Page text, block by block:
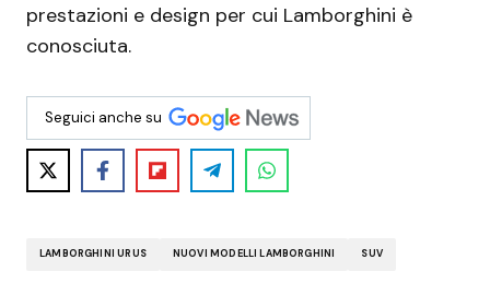
prestazioni e design per cui Lamborghini è
conosciuta.
Seguici anche su
LAMBORGHINI URUS NUOVI MODELLI LAMBORGHINI SUV